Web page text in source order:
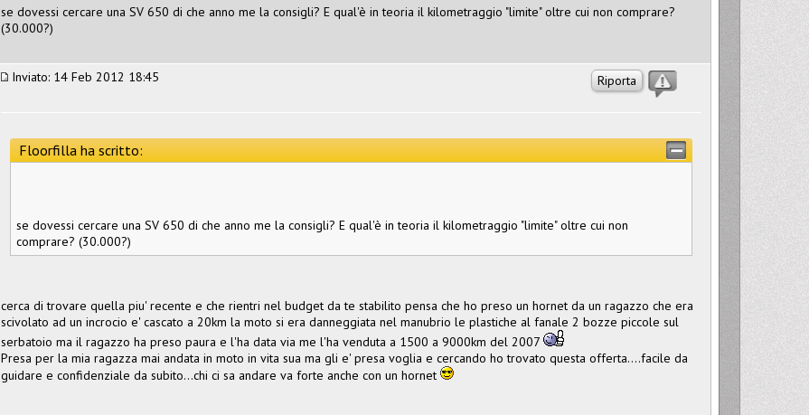
se dovessi cercare una SV 650 di che anno me la consigli? E qual'è in teoria il kilometraggio "limite" oltre cui non comprare?
(30.000?)
Riporta
Inviato: 14 Feb 2012 18:45
Floorfilla ha scritto:
se dovessi cercare una SV 650 di che anno me la consigli? E qual'è in teoria il kilometraggio "limite" oltre cui non
comprare? (30.000?)
cerca di trovare quella piu' recente e che rientri nel budget da te stabilito pensa che ho preso un hornet da un ragazzo che era
scivolato ad un incrocio e' cascato a 20km la moto si era danneggiata nel manubrio le plastiche al fanale 2 bozze piccole sul
serbatoio ma il ragazzo ha preso paura e l'ha data via me l'ha venduta a 1500 a 9000km del 2007
Presa per la mia ragazza mai andata in moto in vita sua ma gli e' presa voglia e cercando ho trovato questa offerta....facile da
guidare e confidenziale da subito...chi ci sa andare va forte anche con un hornet